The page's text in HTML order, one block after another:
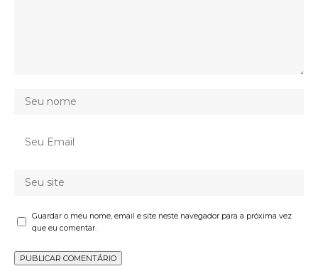
Guardar o meu nome, email e site neste navegador para a próxima vez
que eu comentar.